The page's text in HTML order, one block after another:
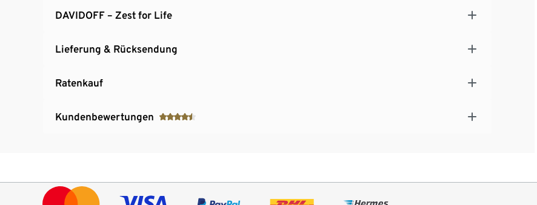
DAVIDOFF – Zest for Life
Lieferung & Rücksendung
Ratenkauf
Kundenbewertungen